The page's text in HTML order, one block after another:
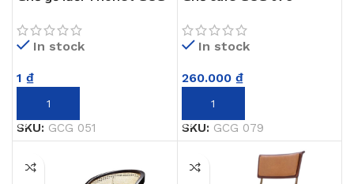
In stock
1 ₫
THÊM VÀO GIỎ HÀNG
SKU: GCG 051
In stock
260.000 ₫
THÊM VÀO GIỎ HÀNG
SKU: GCG 079